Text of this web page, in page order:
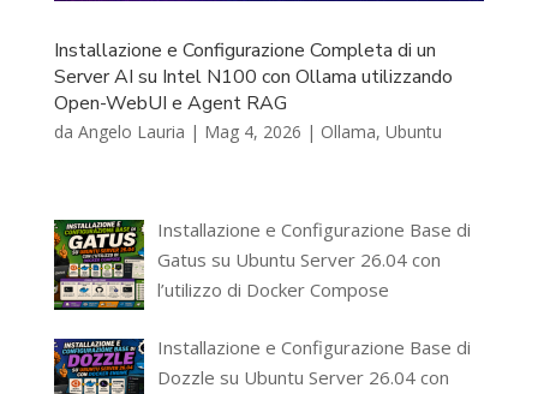
Installazione e Configurazione Completa di un
Server AI su Intel N100 con Ollama utilizzando
Open-WebUI e Agent RAG
da Angelo Lauria | Mag 4, 2026 | Ollama, Ubuntu
Installazione e Configurazione Base di
Gatus su Ubuntu Server 26.04 con
l’utilizzo di Docker Compose
Installazione e Configurazione Base di
Dozzle su Ubuntu Server 26.04 con